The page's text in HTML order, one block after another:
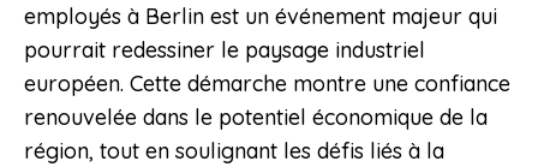
employés à Berlin est un événement majeur qui
pourrait redessiner le paysage industriel
européen. Cette démarche montre une confiance
renouvelée dans le potentiel économique de la
région, tout en soulignant les défis liés à la